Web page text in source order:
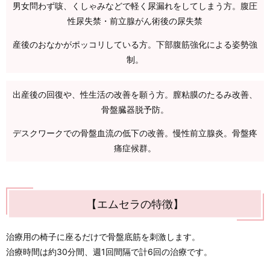
男女問わず咳、くしゃみなどで軽く尿漏れをしてしまう方。腹圧
性尿失禁・前立腺がん術後の尿失禁
産後のおなかがポッコリしている方。下部腹筋強化による姿勢強
制。
出産後の回復や、性生活の改善を願う方。膣粘膜のたるみ改善、
骨盤臓器脱予防。
デスクワークでの骨盤血流の低下の改善。慢性前立腺炎。骨盤疼
痛症候群。
【エムセラの特徴】
治療用の椅子に座るだけで骨盤底筋を刺激します。
治療時間は約30分間、週1回間隔で計6回の治療です。